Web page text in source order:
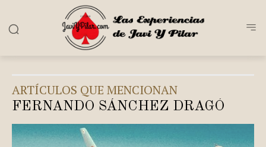
ARTÍCULOS QUE MENCIONAN
FERNANDO SÁNCHEZ DRAGÓ